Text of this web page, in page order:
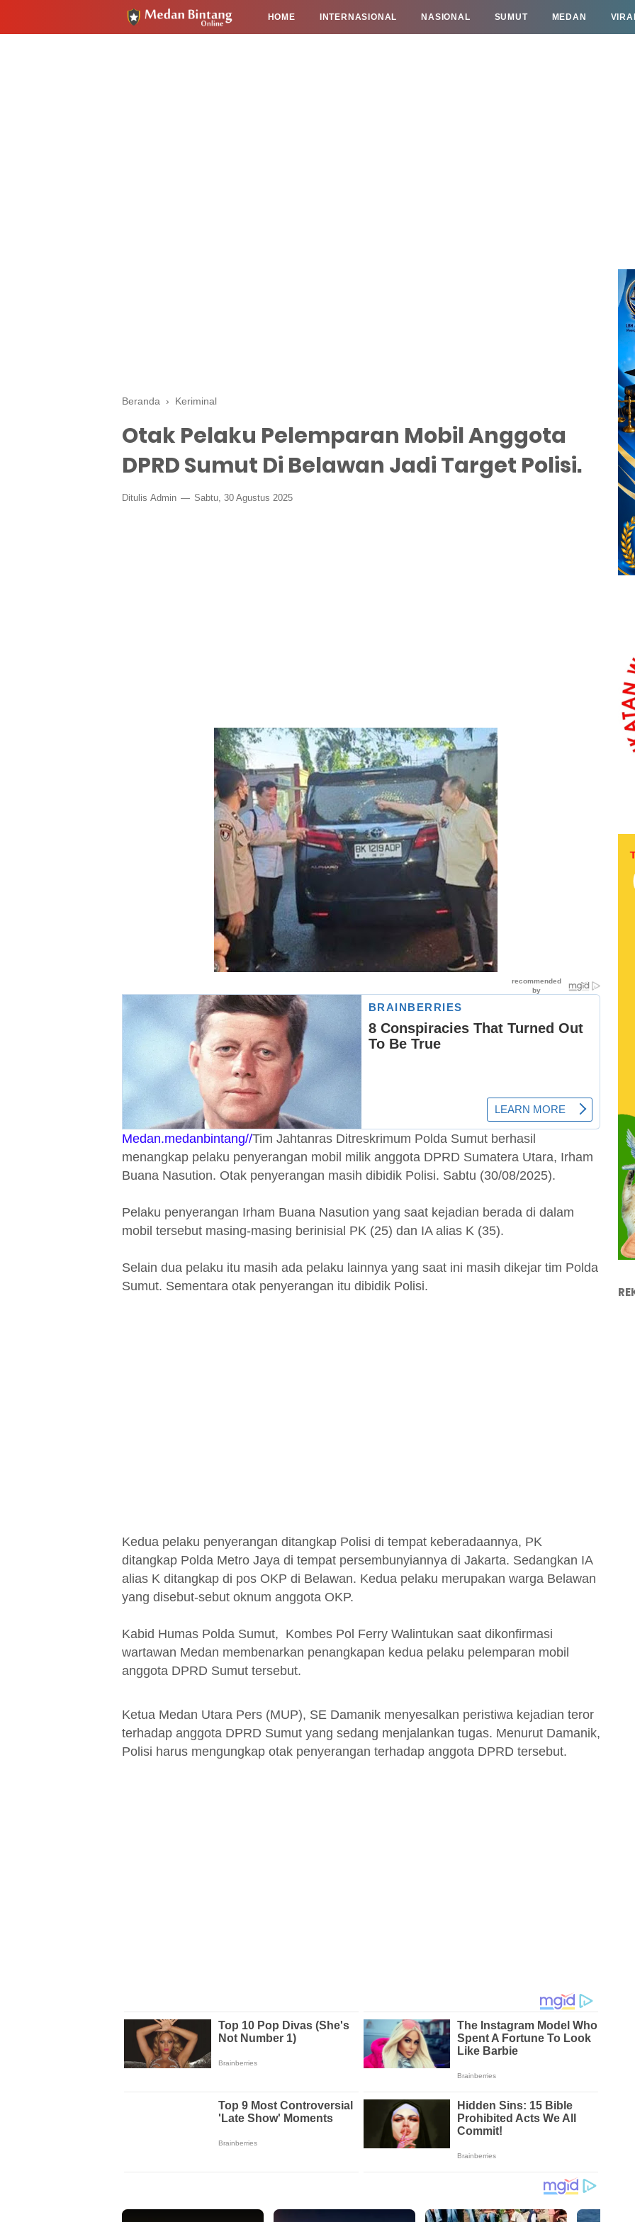
HOME INTERNASIONAL NASIONAL SUMUT MEDAN
Beranda › Keriminal
Otak Pelaku Pelemparan Mobil Anggota
DPRD Sumut Di Belawan Jadi Target Polisi.
Ditulis Admin Sabtu, 30 Agustus 2025
Medan.medanbintang//Tim Jahtanras Ditreskrimum Polda Sumut berhasil
menangkap pelaku penyerangan mobil milik anggota DPRD Sumatera Utara, Irham
Buana Nasution. Otak penyerangan masih dibidik Polisi. Sabtu (30/08/2025).
Pelaku penyerangan Irham Buana Nasution yang saat kejadian berada di dalam
mobil tersebut masing-masing berinisial PK (25) dan IA alias K (35).
Selain dua pelaku itu masih ada pelaku lainnya yang saat ini masih dikejar tim Polda
Sumut. Sementara otak penyerangan itu dibidik Polisi.
Kedua pelaku penyerangan ditangkap Polisi di tempat keberadaannya, PK
ditangkap Polda Metro Jaya di tempat persembunyiannya di Jakarta. Sedangkan IA
alias K ditangkap di pos OKP di Belawan. Kedua pelaku merupakan warga Belawan
yang disebut-sebut oknum anggota OKP.
Kabid Humas Polda Sumut, Kombes Pol Ferry Walintukan saat dikonfirmasi
wartawan Medan membenarkan penangkapan kedua pelaku pelemparan mobil
anggota DPRD Sumut tersebut.
Ketua Medan Utara Pers (MUP), SE Damanik menyesalkan peristiwa kejadian teror
terhadap anggota DPRD Sumut yang sedang menjalankan tugas. Menurut Damanik,
Polisi harus mengungkap otak penyerangan terhadap anggota DPRD tersebut.